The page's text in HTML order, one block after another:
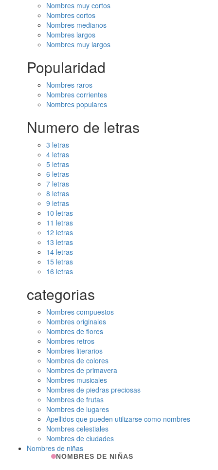
Nombres muy cortos
Nombres cortos
Nombres medianos
Nombres largos
Nombres muy largos
Popularidad
Nombres raros
Nombres corrientes
Nombres populares
Numero de letras
3 letras
4 letras
5 letras
6 letras
7 letras
8 letras
9 letras
10 letras
11 letras
12 letras
13 letras
14 letras
15 letras
16 letras
categorias
Nombres compuestos
Nombres originales
Nombres de flores
Nombres retros
Nombres literarios
Nombres de colores
Nombres de primavera
Nombres musicales
Nombres de piedras preciosas
Nombres de frutas
Nombres de lugares
Apellidos que pueden utilizarse como nombres
Nombres celestiales
Nombres de ciudades
Nombres de niñas
NOMBRES DE NIÑAS